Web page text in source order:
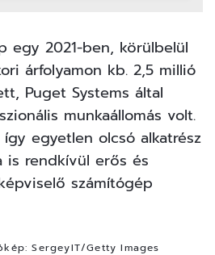
egy 2021-ben, körülbelül
árfolyamon kb. 2,5 millió
Puget Systems által
munkaállomás volt.
egyetlen olcsó alkatrész
is rendkívül erős és
számítógép
SergeyIT/Getty Images